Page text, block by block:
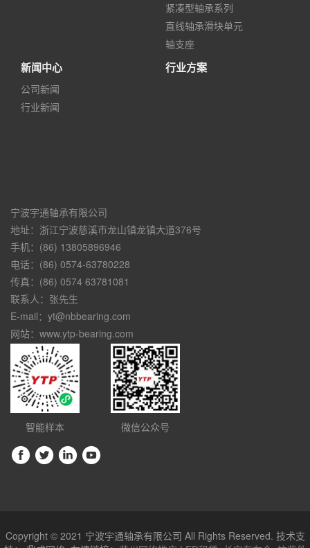
紧凑型轴承系列
直线轴承滑块单元
轴支座
新闻中心
公司新闻
行业新闻
行业方案
宁波宇通轴承有限公司
地址：浙江宁波慈溪市龙山镇龙镇大道376号
手机：(86) 13805896946
电话：(86) 0574-63780228
传真：(86) 0574 63781081
联系人：张先生
E-mail：yt@nbbearing.com
网站：www.ytp-bearing.com
智能样本 微信公众号
Copyright © 2021 宁波宇通轴承有限公司 All Rights Reserved. 技术支